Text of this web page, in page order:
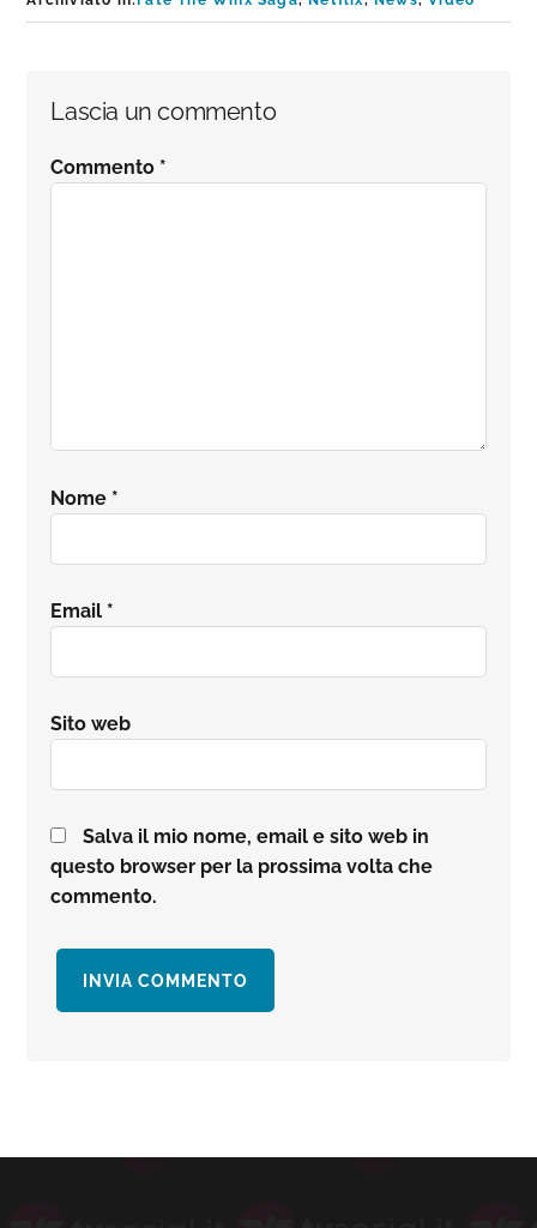
Interazioni
del
Lascia un commento
Commento *
Nome *
Email *
Sito web
Salva il mio nome, email e sito web in
questo browser per la prossima volta che
commento.